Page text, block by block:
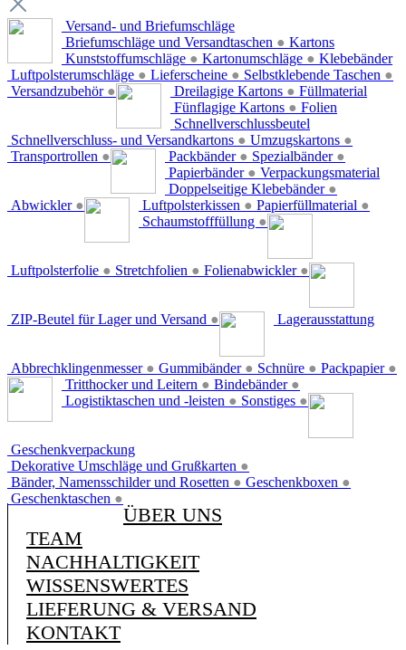
Versand- und Briefumschläge
Briefumschläge und Versandtaschen ●
Kunststoffumschläge ● Kartonumschläge ●
Luftpolsterumschläge ● Lieferscheine ● Selbstklebende Taschen ●
Versandzubehör ●
Kartons
Dreilagige Kartons ●
Fünflagige Kartons ●
Schnellverschluss- und Versandkartons ● Umzugskartons ●
Transportrollen ●
Klebebänder
Packbänder ● Spezialbänder ●
Papierbänder ●
Doppelseitige Klebebänder ●
Abwickler ●
Füllmaterial
Luftpolsterkissen ● Papierfüllmaterial ●
Schaumstofffüllung ●
Folien
Luftpolsterfolie ● Stretchfolien ● Folienabwickler ●
Schnellverschlussbeutel
ZIP-Beutel für Lager und Versand ●
Verpackungsmaterial
Abbrechklingenmesser ● Gummibänder ● Schnüre ● Packpapier ●
Lagerausstattung
Tritthocker und Leitern ● Bindebänder ●
Logistiktaschen und -leisten ● Sonstiges ●
Geschenkverpackung
Dekorative Umschläge und Grußkarten ●
Bänder, Namensschilder und Rosetten ● Geschenkboxen ●
Geschenktaschen ●
ÜBER UNS
TEAM
NACHHALTIGKEIT
WISSENSWERTES
LIEFERUNG & VERSAND
KONTAKT